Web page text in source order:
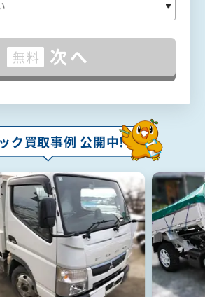
無料 次へ
ク買取事例 公開中!